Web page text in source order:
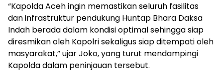
“Kapolda Aceh ingin memastikan seluruh fasilitas
dan infrastruktur pendukung Huntap Bhara Daksa
Indah berada dalam kondisi optimal sehingga siap
diresmikan oleh Kapolri sekaligus siap ditempati oleh
masyarakat,” ujar Joko, yang turut mendampingi
Kapolda dalam peninjauan tersebut.